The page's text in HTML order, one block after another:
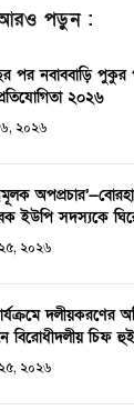
আরও পড়ুন :
পর নবাববাড়ি পুকুর
২০২৬
৬, ২০২৬
ইউপি সদস্যকে
২০২৬
দলীয়করণের
বিরোধীদলীয় চিফ
২০২৬